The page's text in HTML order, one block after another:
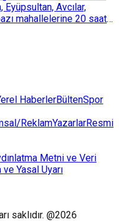
Avcılar,
mahallelerine 20 saat
HaberlerBültenSpor
ReklamYazarlarResmi
Metni ve Veri
Yasal Uyarı
saklıdır. @2026